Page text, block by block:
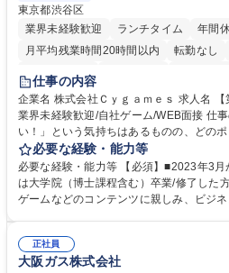
東京都渋谷区
業界未経験歓迎
ランチタイム
年間
月平均残業時間20時間以内
転勤なし
住宅手当あり
交通費支給
土日祝休み 服装自由
食事補助あり
仕事の内容
企業名 株式会社Ｃｙｇａｍｅｓ 求人名 【第二新卒オープンポジション】
業界未経験歓迎/自社ゲーム/WEB面接 仕事の内容 「ゲーム業界で働きた
い！」という気持ちはあるものの、どの
しているか悩んでいる方が対象となります！ 総合職（プランナー/デ
アナリストなど）、技術職（開発エンジ
ど）、デザイン職（デザイナー/イラスト
ご希望と適正にマッチしたポジションを
のご応募をお待ちしております。 募集職種 【第二新卒オープンポジショ
ン】業界未経験歓迎/自社ゲーム/WEB面接
必要な経験・能力等
必要な経験・能力等 【必須】■2023年3
は大学院（博士課程含む）卒業/修了した
ゲームなどのコンテンツに親しみ、ビジネスと
正社員
大阪ガス株式会社